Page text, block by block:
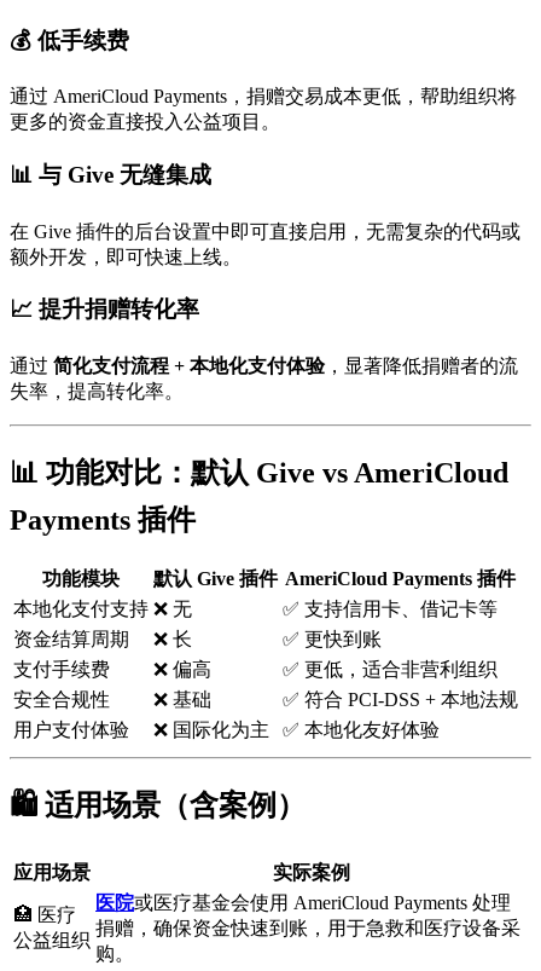
💰 低手续费
通过 AmeriCloud Payments，捐赠交易成本更低，帮助组织将
更多的资金直接投入公益项目。
📊 与 Give 无缝集成
在 Give 插件的后台设置中即可直接启用，无需复杂的代码或
额外开发，即可快速上线。
📈 提升捐赠转化率
通过 简化支付流程 + 本地化支付体验，显著降低捐赠者的流
失率，提高转化率。
📊 功能对比：默认 Give vs AmeriCloud
Payments 插件
功能模块 默认 Give 插件 AmeriCloud Payments 插件
本地化支付支持 ❌ 无
✅ 支持信用卡、借记卡等
资金结算周期
❌ 长
✅ 更快到账
支付手续费
❌ 偏高
✅ 更低，适合非营利组织
安全合规性
❌ 基础
✅ 符合 PCI-DSS + 本地法规
用户支付体验
❌ 国际化为主 ✅ 本地化友好体验
🛍️ 适用场景（含案例）
应用场景 实际案例
🏥 医疗
公益组织
医院或医疗基金会使用 AmeriCloud Payments 处理
捐赠，确保资金快速到账，用于急救和医疗设备采
购。